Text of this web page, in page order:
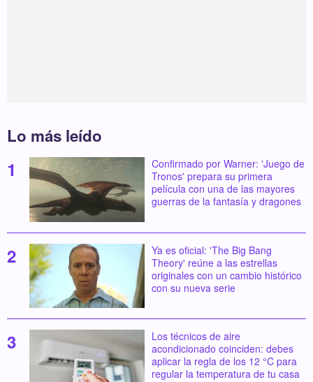
Lo más leído
Confirmado por Warner: 'Juego de
Tronos' prepara su primera
película con una de las mayores
guerras de la fantasía y dragones
Ya es oficial: 'The Big Bang
Theory' reúne a las estrellas
originales con un cambio histórico
con su nueva serie
Los técnicos de aire
acondicionado coinciden: debes
aplicar la regla de los 12 °C para
regular la temperatura de tu casa